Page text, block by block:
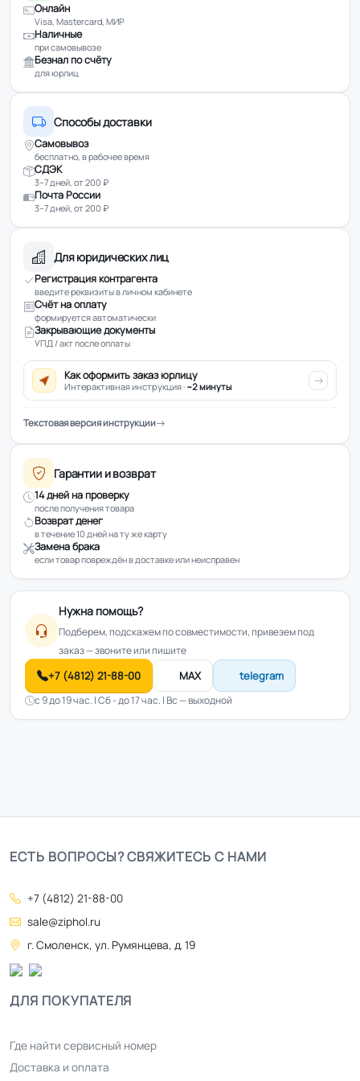
Онлайн
Visa, Mastercard, МИР
Наличные
при самовывозе
Безнал по счёту
для юрлиц
Способы доставки
Самовывоз
бесплатно, в рабочее время
СДЭК
3–7 дней, от 200 ₽
Почта России
3–7 дней, от 200 ₽
Для юридических лиц
Регистрация контрагента
введите реквизиты в личном кабинете
Счёт на оплату
формируется автоматически
Закрывающие документы
УПД / акт после оплаты
Как оформить заказ юрлицу
Интерактивная инструкция · ~2 минуты
Текстовая версия инструкции
Гарантии и возврат
14 дней на проверку
после получения товара
Возврат денег
в течение 10 дней на ту же карту
Замена брака
если товар повреждён в доставке или неисправен
Нужна помощь?
Подберем, подскажем по совместимости, привезем под
заказ — звоните или пишите
+7 (4812) 21-88-00 MAX telegram
с 9 до 19 час. | Сб - до 17 час. | Вс — выходной
ЕСТЬ ВОПРОСЫ? СВЯЖИТЕСЬ С НАМИ
+7 (4812) 21-88-00
sale@ziphol.ru
г. Смоленск, ул. Румянцева, д. 19
ДЛЯ ПОКУПАТЕЛЯ
Где найти сервисный номер
Доставка и оплата